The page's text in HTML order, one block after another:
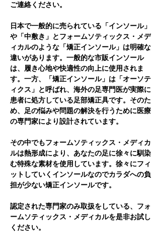
ご連絡ください。
日本で一般的に売られている「インソール」
や「中敷き」とフォームソティックス・メデ
ィカルのような「矯正インソール」は明確な
違いがあります。一般的な市販インソール
は、履き心地や快適性の向上に使用されま
す。一方、「矯正インソール」は「オーソテ
ィクス」と呼ばれ、海外の足専門医が実際に
患者に処方している足部矯正具です。そのた
め、足の悩みや問題の解決を行うために医療
の専門家により設計されています。
その中でもフォームソティックス・メディカ
ルは熱形成により、あなたの足に徐々に馴染
む特殊な素材を使用しています。徐々にフィ
ットしていくインソールなのでカラダへの負
担が少ない矯正インソールです。
認定された専門家のみ取扱をしている、フォ
ームソティックス・メディカルを是非お試し
ください。